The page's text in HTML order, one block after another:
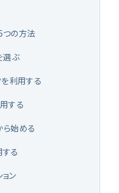
つの方法
選ぶ
を利用する
する
始める
る
ン